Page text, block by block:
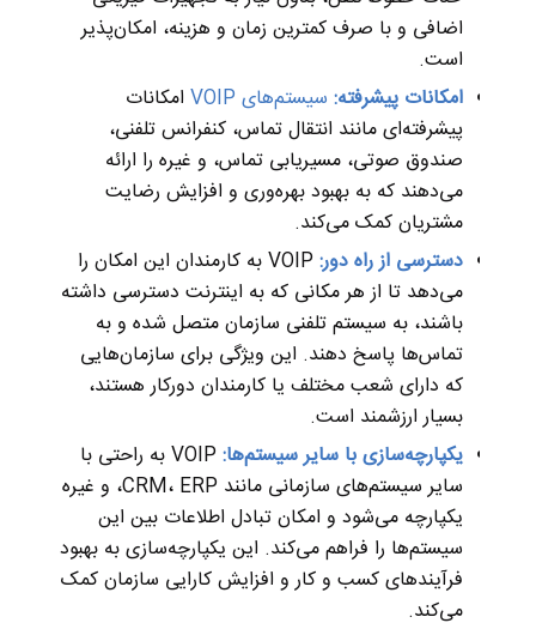
اضافی و با صرف کمترین زمان و هزینه، امکان‌پذیر
است.
امکانات پیشرفته: سیستم‌های VOIP
امکانات
پیشرفته‌ای مانند انتقال تماس، کنفرانس تلفنی،
صندوق صوتی، مسیریابی تماس، و غیره را ارائه
می‌دهند که به بهبود بهره‌وری و افزایش رضایت
مشتریان کمک می‌کند.
دسترسی از راه دور:
VOIP به کارمندان این امکان را
می‌دهد تا از هر مکانی که به اینترنت دسترسی داشته
باشند، به سیستم تلفنی سازمان متصل شده و به
تماس‌ها پاسخ دهند. این ویژگی برای سازمان‌هایی
که دارای شعب مختلف یا کارمندان دورکار هستند،
بسیار ارزشمند است.
یکپارچه‌سازی با سایر سیستم‌ها:
VOIP به راحتی با
سایر سیستم‌های سازمانی مانند CRM، ERP، و غیره
یکپارچه می‌شود و امکان تبادل اطلاعات بین این
سیستم‌ها را فراهم می‌کند. این یکپارچه‌سازی به بهبود
فرآیندهای کسب و کار و افزایش کارایی سازمان کمک
می‌کند.